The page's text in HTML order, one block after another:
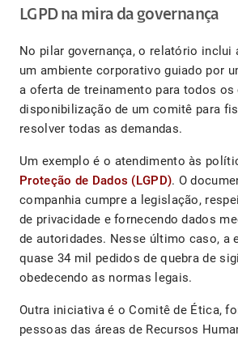
LGPD na mira da governança
No pilar governança, o relatório inclui
um ambiente corporativo guiado por
a oferta de treinamento para todos os
disponibilização de um comitê para
resolver todas as demandas.
Um exemplo é o atendimento às
Proteção de Dados (LGPD). O
companhia cumpre a legislação,
de privacidade e fornecendo dados
de autoridades. Nesse último caso, a
quase 34 mil pedidos de quebra de
obedecendo as normas legais.
Outra iniciativa é o Comitê de Ética,
pessoas das áreas de Recursos